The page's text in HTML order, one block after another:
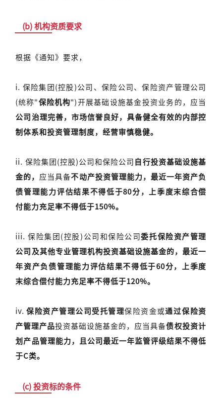
(b) 机构资质要求
根据《通知》要求，
i. 保险集团(控股)公司、保险公司、保险资产管理公司
(统称" 保险机构")开展基础设施基金投资业务的，应当
公司治理完善，市场信誉良好，具备健全有效的内部控
制体系和投资管理制度，经营审慎稳健。
ii. 保险集团(控股)公司和保险公司 自行投资基础设施基
金的， 应当具备不动产投资管理能力，最近一年资产负
债管理能力评估结果不得低于80分，上季度末综合偿
付能力充足率不得低于150%。
iii. 保险集团(控股)公司和保险公司委托保险资产管理
公司及其他专业管理机构投资基础设施基金的，最近一
年资产负债管理能力评估结果不得低于60分，上季度
末综合偿付能力充足率不得低于120%。
iv.保险资产管理公司受托管理保险资金或通过保险资
产管理产品投资基础设施基金的，应当具备债权投资计
划产品管理能力，且公司最近一年监管评级结果不得低
于C类。
(c) 投资标的条件